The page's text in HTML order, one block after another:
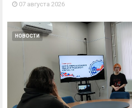
07 августа 2026
НОВОСТИ